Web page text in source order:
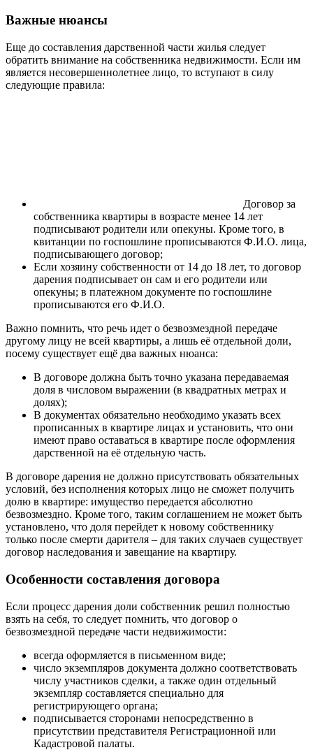
Важные нюансы
Еще до составления дарственной части жилья следует
обратить внимание на собственника недвижимости. Если им
является несовершеннолетнее лицо, то вступают в силу
следующие правила:
Договор за
собственника квартиры в возрасте менее 14 лет
подписывают родители или опекуны. Кроме того, в
квитанции по госпошлине прописываются Ф.И.О. лица,
подписывающего договор;
Если хозяину собственности от 14 до 18 лет, то договор
дарения подписывает он сам и его родители или
опекуны; в платежном документе по госпошлине
прописываются его Ф.И.О.
Важно помнить, что речь идет о безвозмездной передаче
другому лицу не всей квартиры, а лишь её отдельной доли,
посему существует ещё два важных нюанса:
В договоре должна быть точно указана передаваемая
доля в числовом выражении (в квадратных метрах и
долях);
В документах обязательно необходимо указать всех
прописанных в квартире лицах и установить, что они
имеют право оставаться в квартире после оформления
дарственной на её отдельную часть.
В договоре дарения не должно присутствовать обязательных
условий, без исполнения которых лицо не сможет получить
долю в квартире: имущество передается абсолютно
безвозмездно. Кроме того, таким соглашением не может быть
установлено, что доля перейдет к новому собственнику
только после смерти дарителя – для таких случаев существует
договор наследования и завещание на квартиру.
Особенности составления договора
Если процесс дарения доли собственник решил полностью
взять на себя, то следует помнить, что договор о
безвозмездной передаче части недвижимости:
всегда оформляется в письменном виде;
число экземпляров документа должно соответствовать
числу участников сделки, а также один отдельный
экземпляр составляется специально для
регистрирующего органа;
подписывается сторонами непосредственно в
присутствии представителя Регистрационной или
Кадастровой палаты.